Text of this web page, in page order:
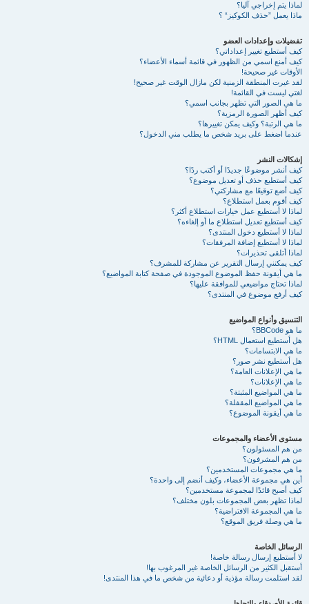
لماذا يتم إخراجي آليا؟
ماذا يعمل ”حذف الكوكيز“ ؟
تفضيلات وإعدادات العضو
كيف أستطيع تغيير إعداداتي؟
كيف أمنع اسمي من الظهور في قائمة أسماء الأعضاء؟
الأوقات غير صحيحة!
لقد غيرت المنطقة الزمنية لكن مازال الوقت غير صحيح!
لغتي ليست في القائمة!
ما هي الصور التي تظهر بجانب اسمي؟
كيف أظهر الصورة الرمزية؟
ما هي الرتبة؟ وكيف يمكن تغييرها؟
عندما اضغط على بريد شخص ما يطلب مني الدخول؟
إشكالات النشر
كيف أنشر موضوعًا جديدًا أو أكتب ردًا؟
كيف أستطيع حذف أو تعديل موضوع؟
كيف أضع توقيعًا مع مشاركتي؟
كيف أقوم بعمل استطلاع؟
لماذا لا أستطيع عمل خيارات استطلاع أكثر؟
كيف أستطيع تعديل استطلاع ما أو إلغاءه؟
لماذا لا أستطيع دخول المنتدى؟
لماذا لا أستطيع إضافة المرفقات؟
لماذا أتلقى تحذيرات؟
كيف يمكنني إرسال التقرير عن مشاركة للمشرف؟
ما هي أيقونة حفظ الموضوع الموجودة في صفحة كتابة المواضيع؟
لماذا تحتاج مواضيعي للموافقة عليها؟
كيف أرفع موضوع في المنتدى؟
التنسيق وأنواع المواضيع
ما هو BBCode؟
هل أستطيع استعمال HTML؟
ما هي الابتسامات؟
هل أستطيع نشر صور؟
ما هي الإعلانات العامة؟
ما هي الإعلانات؟
ما هي المواضيع المثبتة؟
ما هي المواضيع المقفلة؟
ما هي أيقونة الموضوع؟
مستوى الأعضاء والمجموعات
من هم المسئولون؟
من هم المشرفون؟
ما هي مجموعات المستخدمين؟
أين هي مجموعة الأعضاء، وكيف أنضم إلى واحدة؟
كيف أصبح قائدًا لمجموعة مستخدمين؟
لماذا تظهر بعض المجموعات بلون مختلف؟
ما هي المجموعة الافتراضية؟
ما هي وصلة فريق الموقع؟
الرسائل الخاصة
لا أستطيع إرسال رسالة خاصة!
أستقبل الكثير من الرسائل الخاصة غير المرغوب بها!
لقد استلمت رسالة مؤذية أو دعائية من شخص ما في هذا المنتدى!